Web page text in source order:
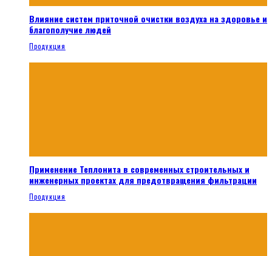
Влияние систем приточной очистки воздуха на здоровье и
благополучие людей
Продукция
Применение Теплонита в современных строительных и
инженерных проектах для предотвращения фильтрации
Продукция